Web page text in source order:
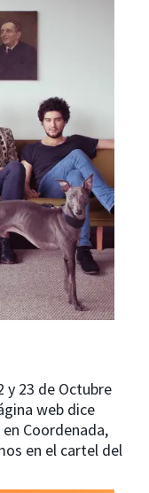
y 23 de Octubre
web dice
Coordenada,
en el cartel del